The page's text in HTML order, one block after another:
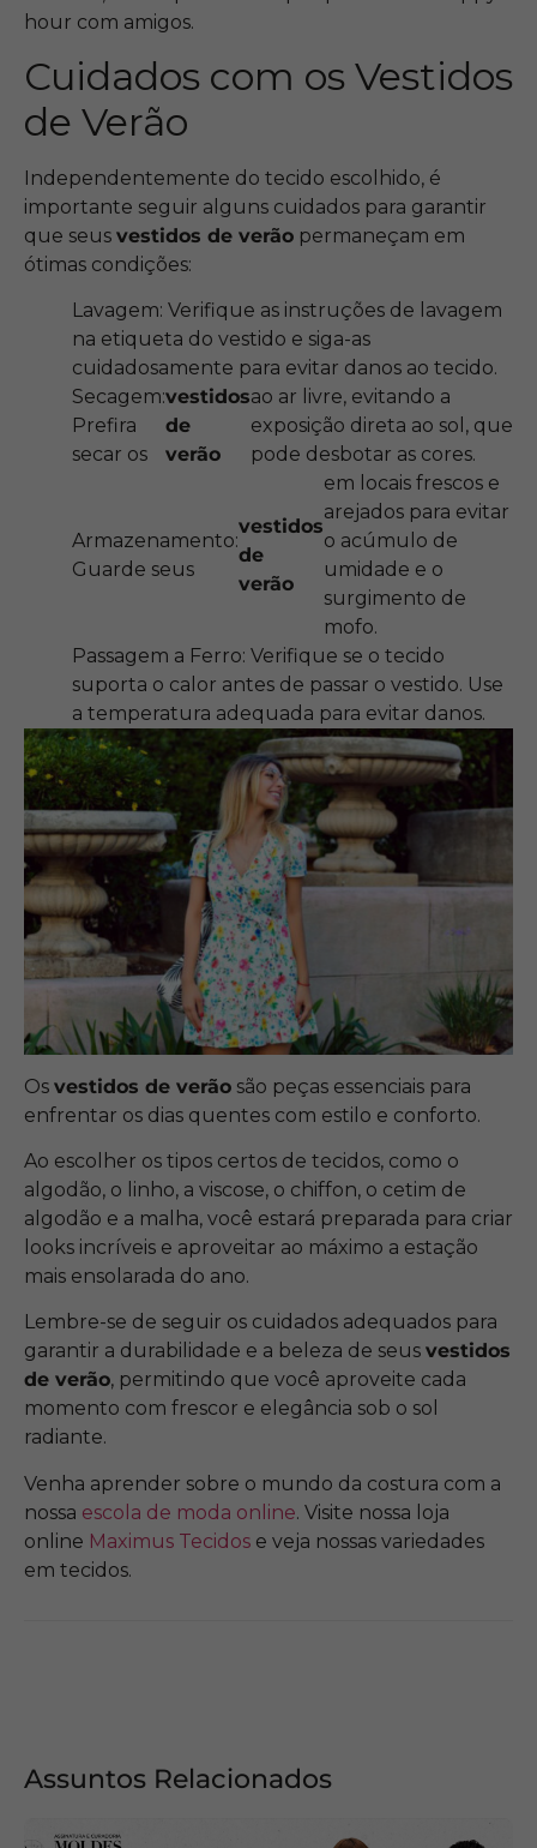
hour com amigos.
Cuidados com os Vestidos
de Verão
Independentemente do tecido escolhido, é
importante seguir alguns cuidados para garantir
que seus vestidos de verão permaneçam em
ótimas condições:
Lavagem: Verifique as instruções de lavagem
na etiqueta do vestido e siga-as
cuidadosamente para evitar danos ao tecido.
Secagem:
Prefira
secar os
vestidos
de
verão
ao ar livre, evitando a
exposição direta ao sol, que
pode desbotar as cores.
Armazenamento:
Guarde seus
vestidos
de
verão
em locais frescos e
arejados para evitar
o acúmulo de
umidade e o
surgimento de
mofo.
Passagem a Ferro: Verifique se o tecido
suporta o calor antes de passar o vestido. Use
a temperatura adequada para evitar danos.
Os vestidos de verão são peças essenciais para
enfrentar os dias quentes com estilo e conforto.
Ao escolher os tipos certos de tecidos, como o
algodão, o linho, a viscose, o chiffon, o cetim de
algodão e a malha, você estará preparada para criar
looks incríveis e aproveitar ao máximo a estação
mais ensolarada do ano.
Lembre-se de seguir os cuidados adequados para
garantir a durabilidade e a beleza de seus vestidos
de verão, permitindo que você aproveite cada
momento com frescor e elegância sob o sol
radiante.
Venha aprender sobre o mundo da costura com a
nossa escola de moda online. Visite nossa loja
online Maximus Tecidos e veja nossas variedades
em tecidos.
Assuntos Relacionados